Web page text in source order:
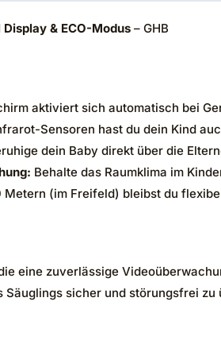
& ECO-Modus – GHB
aktiviert sich automatisch bei
Sensoren hast du dein Kind
dein Baby direkt über die
Behalte das Raumklima im
Metern (im Freifeld) bleibst du
eine zuverlässige
sicher und störungsfrei zu